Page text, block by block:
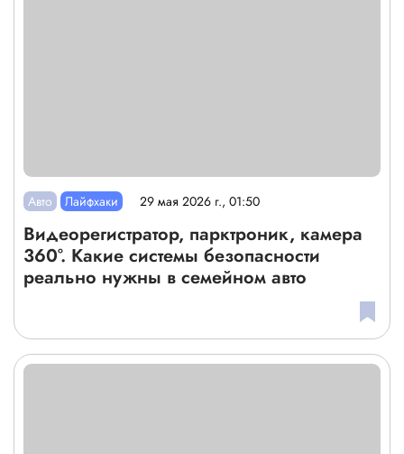
Авто Лайфхаки 29 мая 2026 г., 01:50
Видеорегистратор, парктроник, камера
360°. Какие системы безопасности
реально нужны в семейном авто